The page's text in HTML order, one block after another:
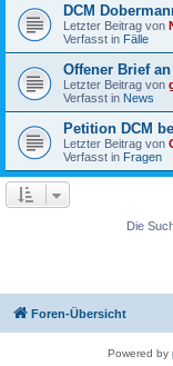
DCM
Letzter Beitrag von
Verfasst in Fälle
Offener Brief
Letzter Beitrag von
Verfasst in News
Petition DCM
Letzter Beitrag von
Verfasst in Fragen
Die
Foren-Übersicht
Powered by